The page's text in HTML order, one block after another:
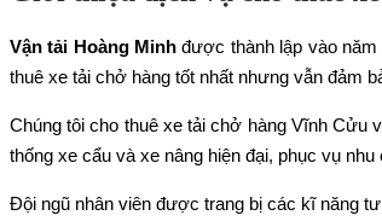
Vận tải Hoàng Minh được thành lập vào
thuê xe tải chở hàng tốt nhất nhưng vẫn đảm
Chúng tôi cho thuê xe tải chở hàng Vĩnh Cửu
thống xe cẩu và xe nâng hiện đại, phục vụ
Đội ngũ nhân viên được trang bị các kĩ năng